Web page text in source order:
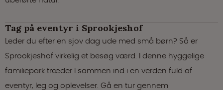
Tag på eventyr i Sprookjeshof
Leder du efter en sjov dag ude med små børn? Så er
Sprookjeshof virkelig et besøg værd. I denne hyggelige
familiepark træder I sammen ind i en verden fuld af
eventyr, leg og oplevelser. Gå en tur gennem